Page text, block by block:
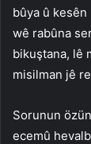
bûya û
wê rabûna
bikuştana, lê
misilman jê
Sorunun
ecemû